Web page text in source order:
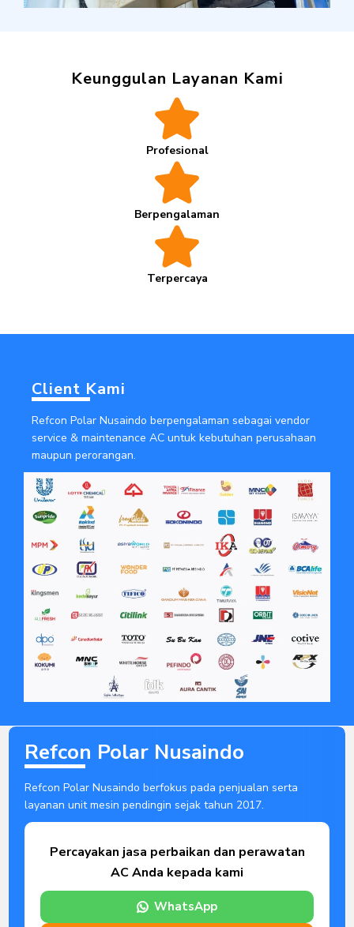
Keunggulan Layanan Kami
Profesional
Berpengalaman
Terpercaya
Client Kami
Refcon Polar Nusaindo berpengalaman sebagai vendor
service & maintenance AC untuk kebutuhan perusahaan
maupun perorangan.
Refcon Polar Nusaindo
Refcon Polar Nusaindo berfokus pada penjualan serta
layanan unit mesin pendingin sejak tahun 2017.
Percayakan jasa perbaikan dan perawatan
AC Anda kepada kami
WhatsApp